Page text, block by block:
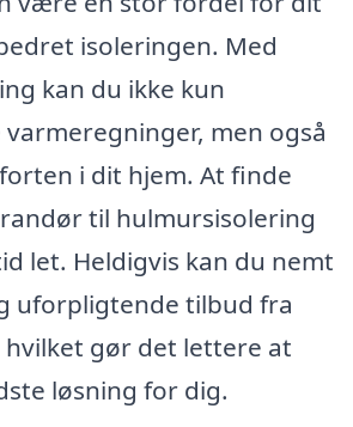
isoleringen. Med
kan du ikke kun
men også
i dit hjem. At finde
til hulmursisolering
let. Heldigvis kan du nemt
uforpligtende tilbud fra
hvilket gør det lettere at
løsning for dig.